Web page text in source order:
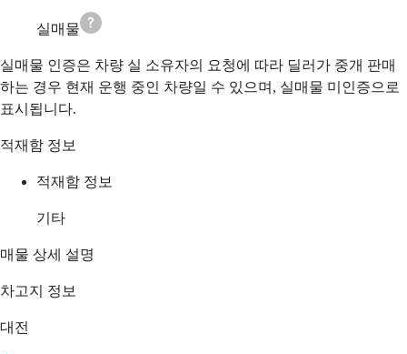
실매물
실매물 인증은 차량 실 소유자의 요청에 따라 딜러가 중개 판매
하는 경우 현재 운행 중인 차량일 수 있으며, 실매물 미인증으로
표시됩니다.
적재함 정보
적재함 정보
기타
매물 상세 설명
차고지 정보
대전